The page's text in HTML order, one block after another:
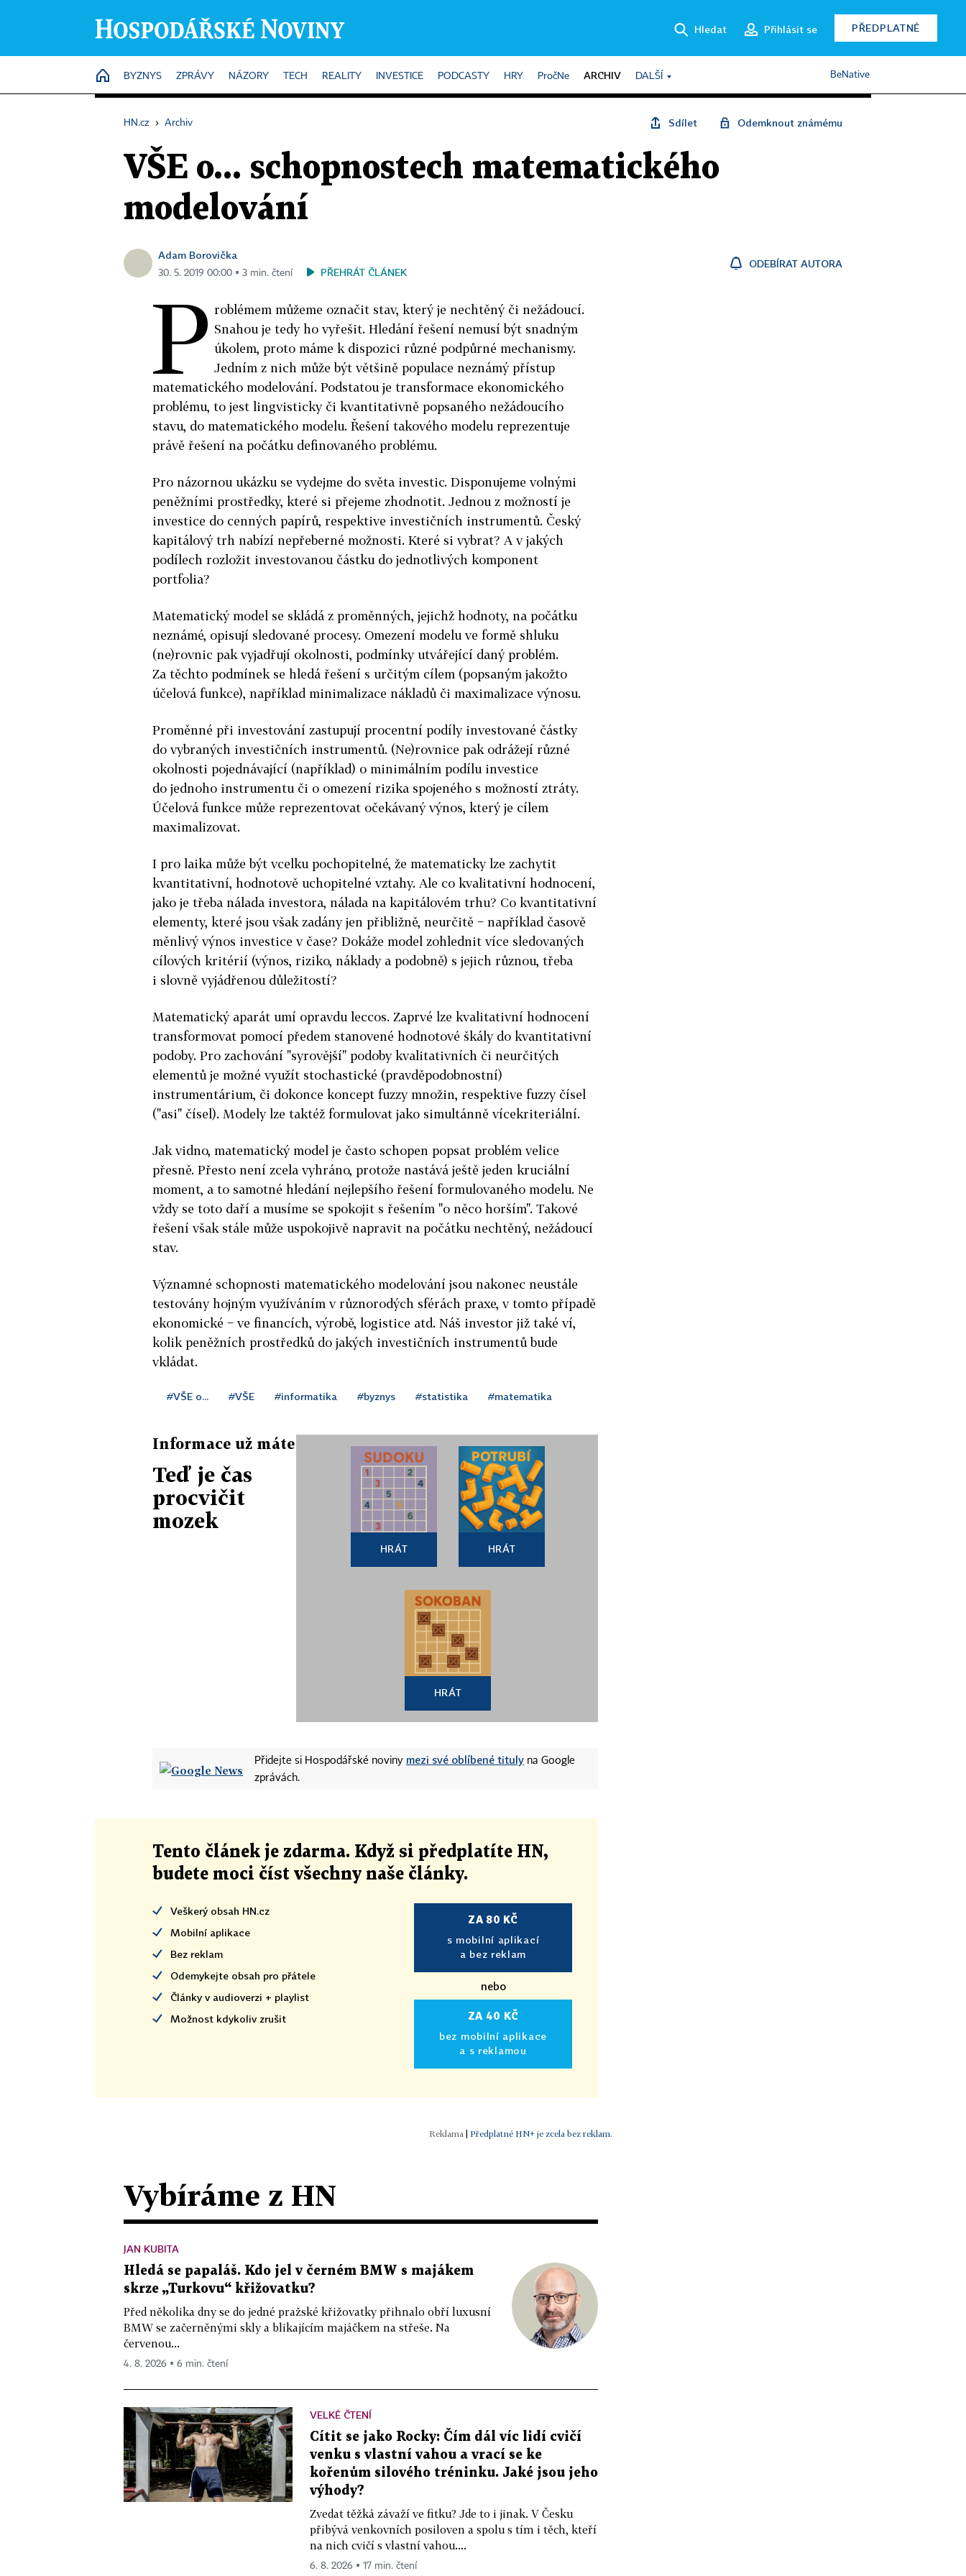
Hledat Přihlásit se PŘEDPLATNÉ
HOME
BYZNYS ZPRÁVY NÁZORY TECH REALITY INVESTICE PODCASTY HRY PročNe ARCHIV DALŠÍ BeNative
HN.cz › Archiv Sdílet Odemknout známému
VŠE o... schopnostech matematického
modelování
Adam Borovička
30. 5. 2019 00:00 ▪ 3 min. čtení PŘEHRÁT ČLÁNEK
ODEBÍRAT AUTORA
P roblémem můžeme označit stav, který je nechtěný či nežádoucí.
Snahou je tedy ho vyřešit. Hledání řešení nemusí být snadným
úkolem, proto máme k dispozici různé podpůrné mechanismy.
Jedním z nich může být většině populace neznámý přístup
matematického modelování. Podstatou je transformace ekonomického
problému, to jest lingvisticky či kvantitativně popsaného nežádoucího
stavu, do matematického modelu. Řešení takového modelu reprezentuje
právě řešení na počátku definovaného problému.
Pro názornou ukázku se vydejme do světa investic. Disponujeme volnými
peněžními prostředky, které si přejeme zhodnotit. Jednou z možností je
investice do cenných papírů, respektive investičních instrumentů. Český
kapitálový trh nabízí nepřeberné možnosti. Které si vybrat? A v jakých
podílech rozložit investovanou částku do jednotlivých komponent
portfolia?
Matematický model se skládá z proměnných, jejichž hodnoty, na počátku
neznámé, opisují sledované procesy. Omezení modelu ve formě shluku
(ne)rovnic pak vyjadřují okolnosti, podmínky utvářející daný problém.
Za těchto podmínek se hledá řešení s určitým cílem (popsaným jakožto
účelová funkce), například minimalizace nákladů či maximalizace výnosu.
Proměnné při investování zastupují procentní podíly investované částky
do vybraných investičních instrumentů. (Ne)rovnice pak odrážejí různé
okolnosti pojednávající (například) o minimálním podílu investice
do jednoho instrumentu či o omezení rizika spojeného s možností ztráty.
Účelová funkce může reprezentovat očekávaný výnos, který je cílem
maximalizovat.
I pro laika může být vcelku pochopitelné, že matematicky lze zachytit
kvantitativní, hodnotově uchopitelné vztahy. Ale co kvalitativní hodnocení,
jako je třeba nálada investora, nálada na kapitálovém trhu? Co kvantitativní
elementy, které jsou však zadány jen přibližně, neurčitě − například časově
měnlivý výnos investice v čase? Dokáže model zohlednit více sledovaných
cílových kritérií (výnos, riziko, náklady a podobně) s jejich různou, třeba
i slovně vyjádřenou důležitostí?
Matematický aparát umí opravdu leccos. Zaprvé lze kvalitativní hodnocení
transformovat pomocí předem stanovené hodnotové škály do kvantitativní
podoby. Pro zachování "syrovější" podoby kvalitativních či neurčitých
elementů je možné využít stochastické (pravděpodobnostní)
instrumentárium, či dokonce koncept fuzzy množin, respektive fuzzy čísel
("asi" čísel). Modely lze taktéž formulovat jako simultánně vícekriteriální.
Jak vidno, matematický model je často schopen popsat problém velice
přesně. Přesto není zcela vyhráno, protože nastává ještě jeden kruciální
moment, a to samotné hledání nejlepšího řešení formulovaného modelu. Ne
vždy se toto daří a musíme se spokojit s řešením "o něco horším". Takové
řešení však stále může uspokojivě napravit na počátku nechtěný, nežádoucí
stav.
Významné schopnosti matematického modelování jsou nakonec neustále
testovány hojným využíváním v různorodých sférách praxe, v tomto případě
ekonomické − ve financích, výrobě, logistice atd. Náš investor již také ví,
kolik peněžních prostředků do jakých investičních instrumentů bude
vkládat.
#VŠE o... #VŠE #informatika #byznys #statistika #matematika
Informace už máte
Teď je čas
procvičit
mozek
HRÁT HRÁT
HRÁT
Přidejte si Hospodářské noviny mezi své oblíbené tituly na Google
zprávách.
Tento článek je zdarma. Když si předplatíte HN,
budete moci číst všechny naše články.
Veškerý obsah HN.cz
Mobilní aplikace
Bez reklam
Odemykejte obsah pro přátele
Články v audioverzi + playlist
Možnost kdykoliv zrušit
ZA 80 KČ
s mobilní aplikací
a bez reklam
nebo
ZA 40 KČ
bez mobilní aplikace
a s reklamou
Předplatné HN+ je zcela bez reklam.
Vybíráme z HN
JAN KUBITA
Hledá se papaláš. Kdo jel v černém BMW s majákem
skrze „Turkovu“ křižovatku?
Před několika dny se do jedné pražské křižovatky přihnalo obří luxusní
BMW se začerněnými skly a blikajícím majáčkem na střeše. Na
červenou...
4. 8. 2026 ▪ 6 min. čtení
VELKÉ ČTENÍ
Cítit se jako Rocky: Čím dál víc lidí cvičí
venku s vlastní vahou a vrací se ke
kořenům silového tréninku. Jaké jsou jeho
výhody?
Zvedat těžká závaží ve fitku? Jde to i jinak. V Česku
přibývá venkovních posiloven a spolu s tím i těch, kteří
na nich cvičí s vlastní vahou....
6. 8. 2026 ▪ 17 min. čtení